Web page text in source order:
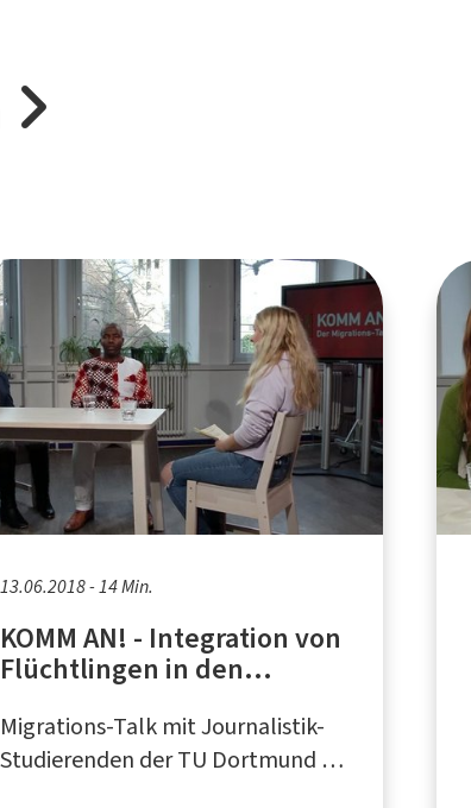
13.06.2018 - 14 Min.
KOMM AN! - Integration von
Flüchtlingen in den
Migrations-Talk mit Journalistik-
Studierenden der TU Dortmund in